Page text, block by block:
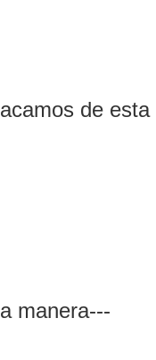
de esta
manera---